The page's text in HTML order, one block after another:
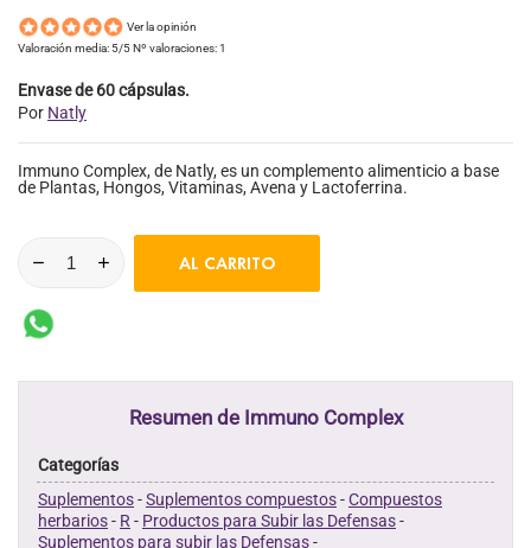
Ver la opinión
Valoración media:5/5 Nº valoraciones:1
Envase de 60 cápsulas.
Por Natly
Immuno Complex, de Natly, es un complemento alimenticio a base
de Plantas, Hongos, Vitaminas, Avena y Lactoferrina.
AL CARRITO
Resumen de Immuno Complex
Categorías
Suplementos-Suplementos compuestos-Compuestos
herbarios- R- Productos para Subir las Defensas-
Suplementos para subir las Defensas-